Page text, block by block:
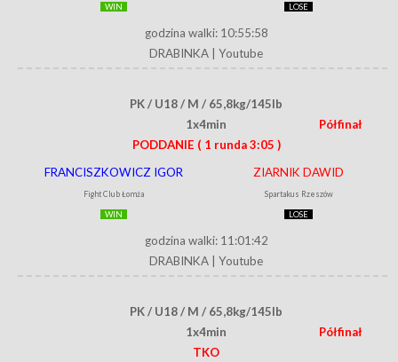
WIN LOSE
godzina walki: 10:55:58
DRABINKA
Youtube
PK / U18 / M / 65,8kg/145lb
1x4min
Półfinał
PODDANIE ( 1 runda 3:05 )
FRANCISZKOWICZ IGOR
Fight Club Łomża
WIN
ZIARNIK DAWID
Spartakus Rzeszów
LOSE
godzina walki: 11:01:42
DRABINKA
Youtube
PK / U18 / M / 65,8kg/145lb
1x4min
Półfinał
TKO